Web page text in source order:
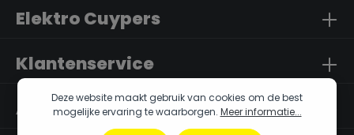
Elektro Cuypers
Klantenservice
Algemene Info
Deze website maakt gebruik van cookies om de best
mogelijke ervaring te waarborgen. Meer informatie...